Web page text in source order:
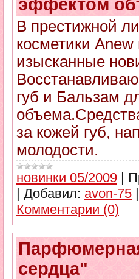
эффектом
В престижной
косметики
изысканные
губ и Бальзам
за кожей губ,
молодости.
новинки 05/2009 |
| Добавил: avon-75
Комментарии (0)
сердца"